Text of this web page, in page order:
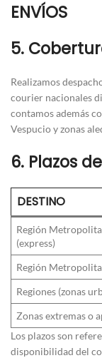
ENVÍOS
5.
Realizamos
courier nacionales
contamos además
Vespucio y zonas
6. Plazos
DESTINO
Región
(express)
Región
Regiones (zonas
Zonas extremas o
Los plazos son
disponibilidad del